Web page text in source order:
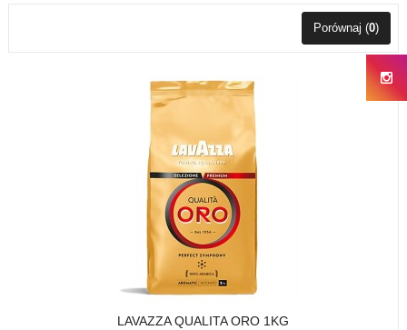
Porównaj (0)
LAVAZZA QUALITA ORO 1KG